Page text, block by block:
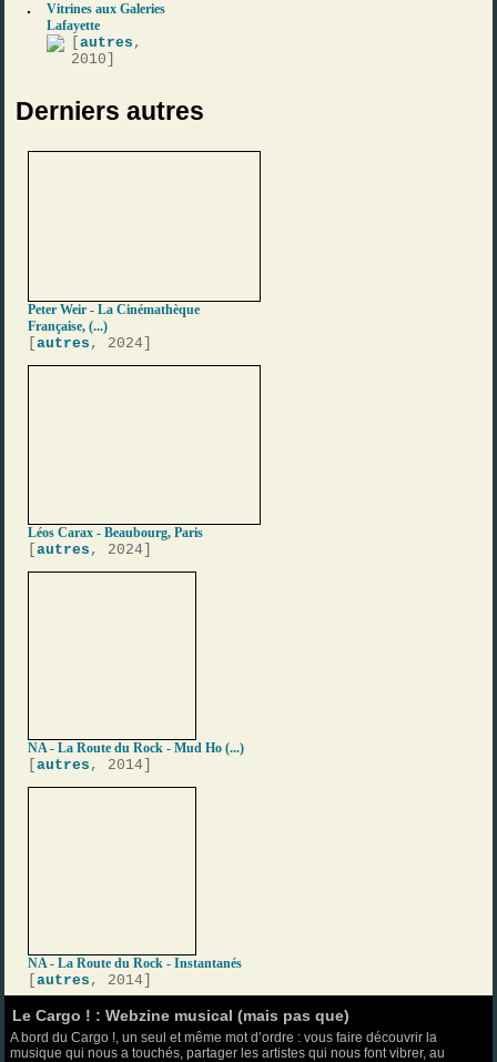
Vitrines aux Galeries
Lafayette
[autres ,
2010]
Derniers autres
Peter Weir - La Cinémathèque
Française, (...)
[autres , 2024]
Léos Carax - Beaubourg, Paris
[autres , 2024]
NA - La Route du Rock - Mud Ho (...)
[autres , 2014]
NA - La Route du Rock - Instantanés
[autres , 2014]
Le Cargo ! : Webzine musical (mais pas que)
A bord du Cargo !, un seul et même mot d’ordre : vous faire découvrir la
musique qui nous a touchés, partager les artistes qui nous font vibrer, au